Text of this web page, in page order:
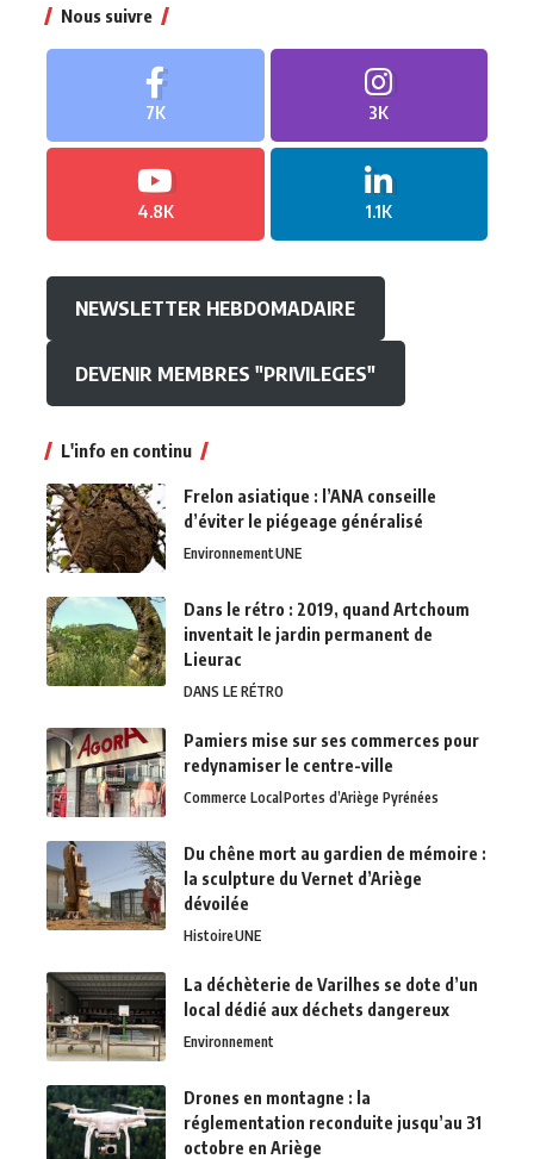
Nous suivre
7K 3K
4.8K 1.1K
NEWSLETTER HEBDOMADAIRE
DEVENIR MEMBRES "PRIVILEGES"
L'info en continu
Frelon asiatique : l’ANA conseille
d’éviter le piégeage généralisé
EnvironnementUNE
Dans le rétro : 2019, quand Artchoum
inventait le jardin permanent de
Lieurac
DANS LE RÉTRO
Pamiers mise sur ses commerces pour
redynamiser le centre-ville
Commerce Local Portes d’Ariège Pyrénées
Du chêne mort au gardien de mémoire :
la sculpture du Vernet d’Ariège
dévoilée
HistoireUNE
La déchèterie de Varilhes se dote d’un
local dédié aux déchets dangereux
Environnement
Drones en montagne : la
réglementation reconduite jusqu’au 31
octobre en Ariège